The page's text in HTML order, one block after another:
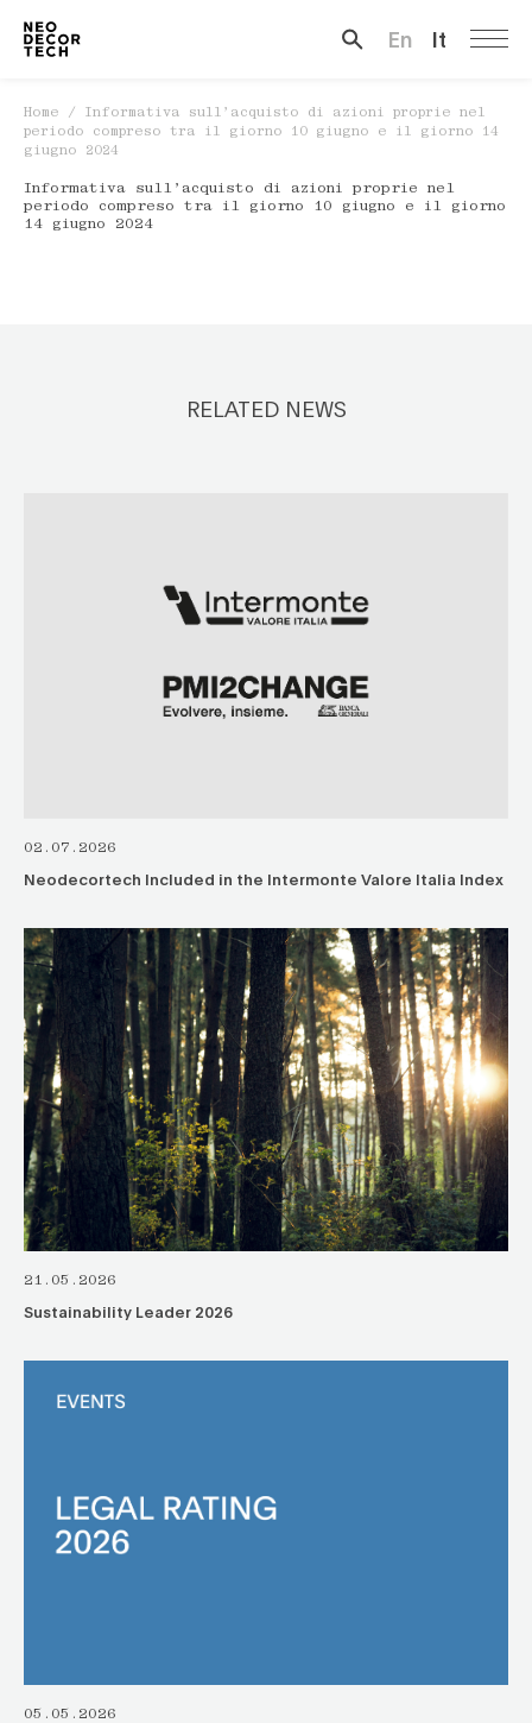
En It
Home / Informativa sull’acquisto di azioni proprie nel
periodo compreso tra il giorno 10 giugno e il giorno 14
giugno 2024
Informativa sull’acquisto di azioni proprie nel
periodo compreso tra il giorno 10 giugno e il giorno
14 giugno 2024
RELATED NEWS
02.07.2026
Neodecortech Included in the Intermonte Valore Italia Index
21.05.2026
Sustainability Leader 2026
05.05.2026